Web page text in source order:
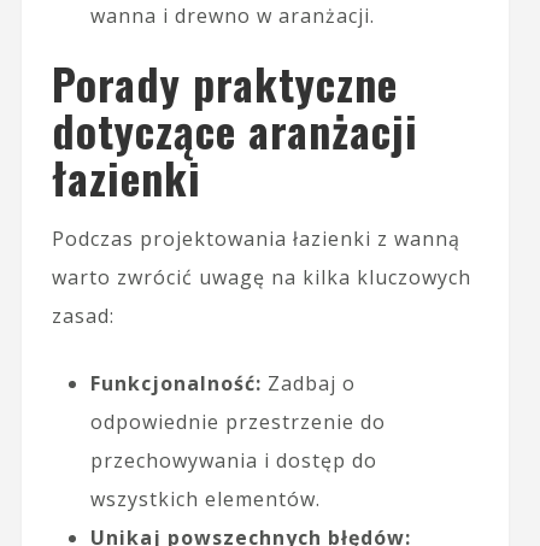
wanna i drewno w aranżacji.
Porady praktyczne
dotyczące aranżacji
łazienki
Podczas projektowania łazienki z wanną
warto zwrócić uwagę na kilka kluczowych
zasad:
Funkcjonalność: Zadbaj o
odpowiednie przestrzenie do
przechowywania i dostęp do
wszystkich elementów.
Unikaj powszechnych błędów: